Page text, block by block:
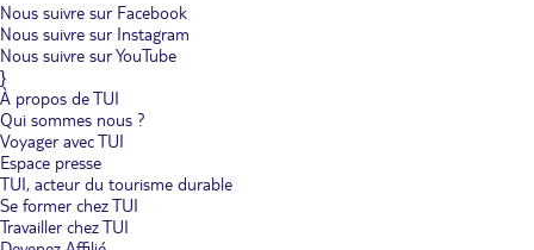
Nous suivre sur Facebook
Nous suivre sur Instagram
Nous suivre sur YouTube
}
À propos de TUI
Qui sommes nous ?
Voyager avec TUI
Espace presse
TUI, acteur du tourisme durable
Se former chez TUI
Travailler chez TUI